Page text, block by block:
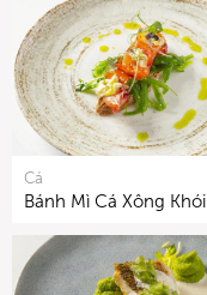
Cá
Bánh Mì Cá Xông Khói